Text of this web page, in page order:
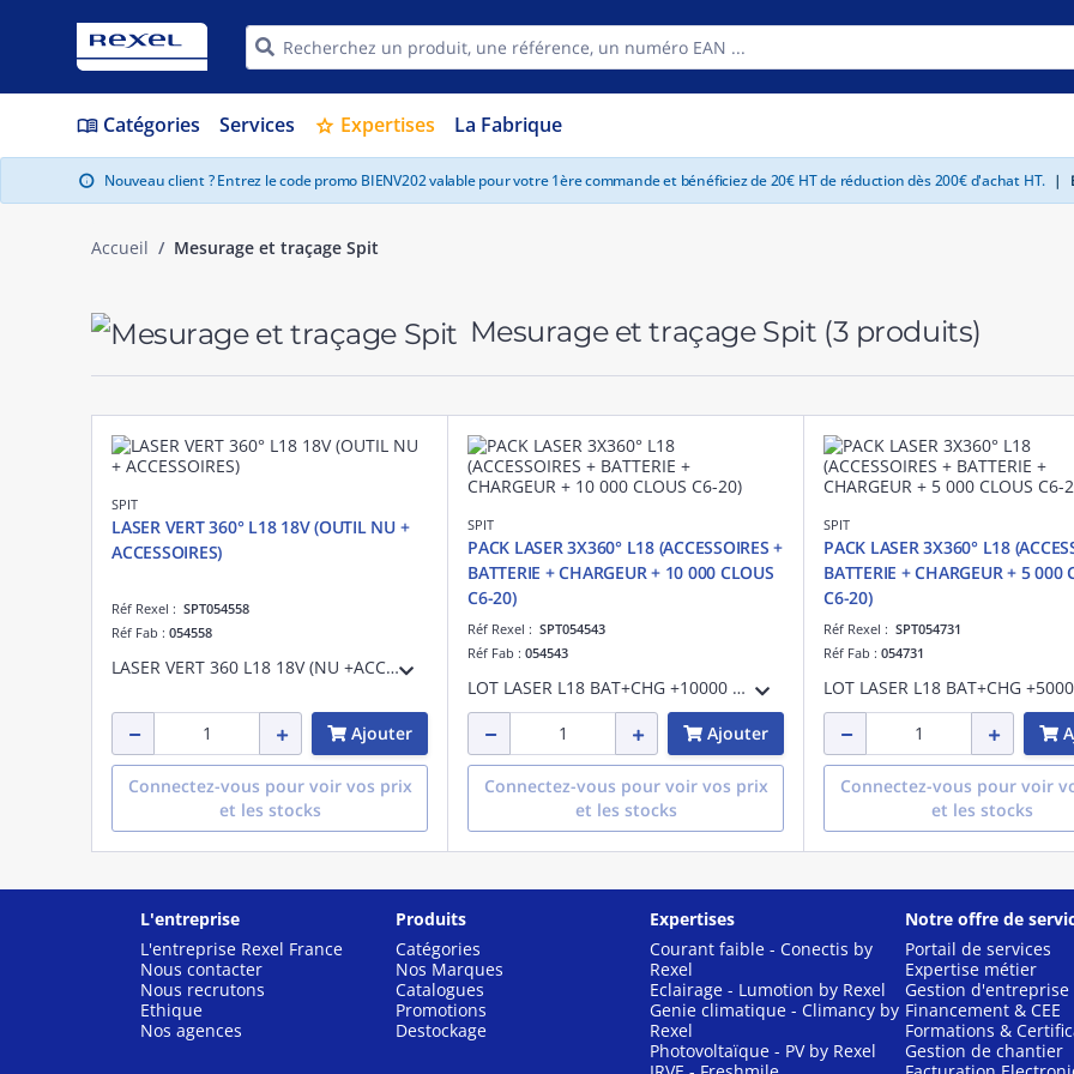
menu_book Catégories Services star Expertises La Fabrique
info Nouveau client ? Entrez le code promo BIENV202 valable pour votre 1ère commande et bénéficiez de 20€ HT de réduction dès 200€ d'achat HT. |
Accueil Mesurage et traçage Spit
Mesurage et traçage Spit (3 produits)
SPIT
LASER VERT 360° L18 18V (OUTIL NU +
ACCESSOIRES)
Réf Rexel : SPT054558
Réf Fab : 054558
LASER VERT 360 L18 18V (NU +ACCESS)
Ajouter
Connectez-vous pour voir vos prix
et les stocks
SPIT
PACK LASER 3X360° L18 (ACCESSOIRES +
BATTERIE + CHARGEUR + 10 000 CLOUS
C6-20)
Réf Rexel : SPT054543
Réf Fab : 054543
LOT LASER L18 BAT+CHG +10000 C6-20
Ajouter
Connectez-vous pour voir vos prix
et les stocks
SPIT
PACK LASER 3X360° L18
BATTERIE + CHARGEUR + 5 000
C6-20)
Réf Rexel : SPT054731
Réf Fab : 054731
Connectez-vous pour voir
et les stocks
L'entreprise
L'entreprise Rexel France
Nous contacter
Nous recrutons
Ethique
Nos agences
Produits
Catégories
Nos Marques
Catalogues
Promotions
Destockage
Expertises
Courant faible - Conectis by
Rexel
Eclairage - Lumotion by Rexel
Genie climatique - Climancy by
Rexel
Photovoltaïque - PV by Rexel
Notre offre de
Portail de services
Expertise métier
Gestion d'entreprise
Financement & CEE
Formations &
Gestion de chantier